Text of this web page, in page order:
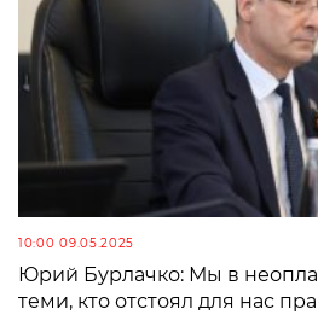
10:00 09.05.2025
Юрий Бурлачко: Мы в
теми, кто отстоял для нас